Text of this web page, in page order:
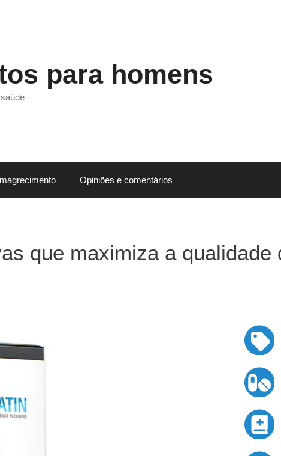
para homens
Opiniões e comentários
que maximiza a qualidade